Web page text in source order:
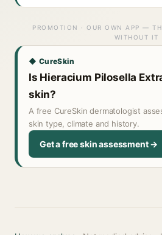
PROMOTION · OUR OWN APP —
WITHOUT IT
◆ CureSkin
Is Hieracium Pilosella
skin?
A free CureSkin dermatologist
skin type, climate and history.
Get a free skin assessment →